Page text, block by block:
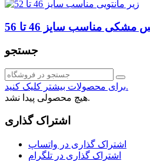
مناسب سایز 46 تا 56
جستجو
برای محصولات بیشتر کلیک کنید.
هیچ محصولی پیدا نشد.
اشتراک گذاری
اشتراک گذاری در واتساپ
اشتراک گذاری در تلگرام